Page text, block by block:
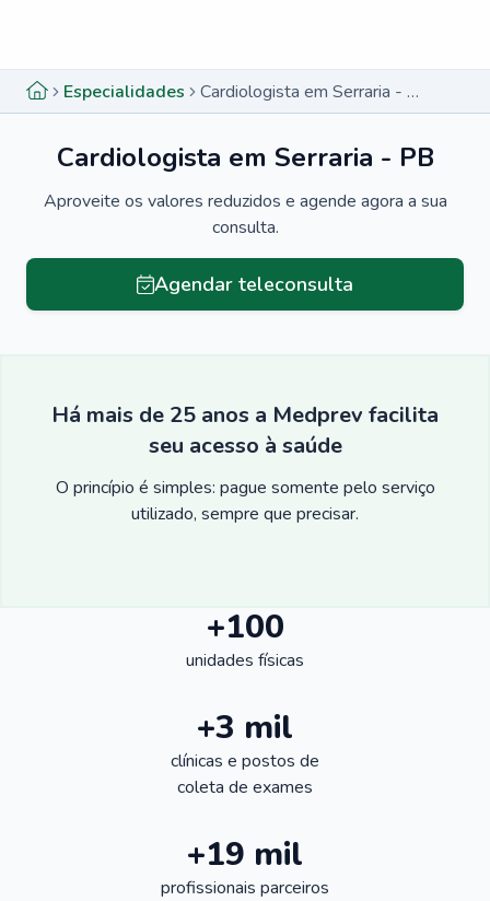
Especialidades Cardiologista em Serraria - PB
Cardiologista em Serraria - PB
Aproveite os valores reduzidos e agende agora a sua
consulta.
Agendar teleconsulta
Há mais de 25 anos a Medprev facilita
seu acesso à saúde
O princípio é simples: pague somente pelo serviço
utilizado, sempre que precisar.
+100
unidades físicas
+3 mil
clínicas e postos de
coleta de exames
+19 mil
profissionais parceiros